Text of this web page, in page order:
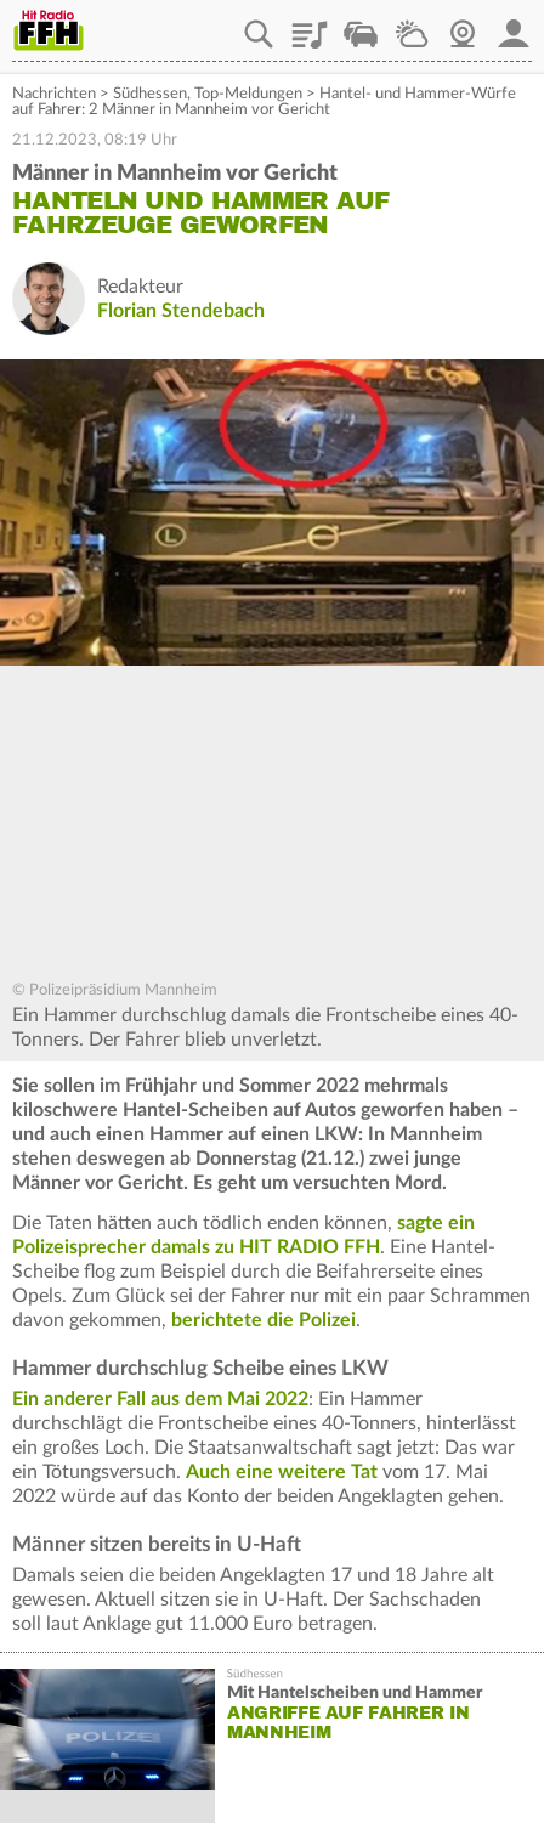
PlaylistStaupilotWetterWebcam
Nachrichten > Südhessen, Top-Meldungen > Hantel- und Hammer-Würfe
auf Fahrer: 2 Männer in Mannheim vor Gericht
21.12.2023, 08:19 Uhr
Männer in Mannheim vor Gericht
HANTELN UND HAMMER AUF
FAHRZEUGE GEWORFEN
Redakteur
Florian Stendebach
© Polizeipräsidium Mannheim
Ein Hammer durchschlug damals die Frontscheibe eines 40-
Tonners. Der Fahrer blieb unverletzt.
Sie sollen im Frühjahr und Sommer 2022 mehrmals
kiloschwere Hantel-Scheiben auf Autos geworfen haben –
und auch einen Hammer auf einen LKW: In Mannheim
stehen deswegen ab Donnerstag (21.12.) zwei junge
Männer vor Gericht. Es geht um versuchten Mord.
Die Taten hätten auch tödlich enden können, sagte ein
Polizeisprecher damals zu HIT RADIO FFH . Eine Hantel-
Scheibe flog zum Beispiel durch die Beifahrerseite eines
Opels. Zum Glück sei der Fahrer nur mit ein paar Schrammen
davon gekommen, berichtete die Polizei.
Hammer durchschlug Scheibe eines LKW
Ein anderer Fall aus dem Mai 2022: Ein Hammer
durchschlägt die Frontscheibe eines 40-Tonners, hinterlässt
ein großes Loch. Die Staatsanwaltschaft sagt jetzt: Das war
ein Tötungsversuch. Auch eine weitere Tat vom 17. Mai
2022 würde auf das Konto der beiden Angeklagten gehen.
Männer sitzen bereits in U-Haft
Damals seien die beiden Angeklagten 17 und 18 Jahre alt
gewesen. Aktuell sitzen sie in U-Haft. Der Sachschaden
soll laut Anklage gut 11.000 Euro betragen.
Mit Hantelscheiben und Hammer
ANGRIFFE AUF FAHRER IN
MANNHEIM